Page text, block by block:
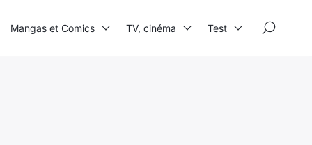
Mangas et Comics TV, cinéma Test